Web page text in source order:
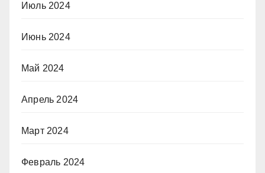
Июль 2024
Июнь 2024
Май 2024
Апрель 2024
Март 2024
Февраль 2024